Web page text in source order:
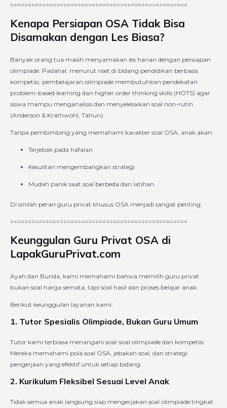
==================================================
Kenapa Persiapan OSA Tidak Bisa
Disamakan dengan Les Biasa?
Banyak orang tua masih menyamakan les harian dengan persiapan
olimpiade. Padahal, menurut riset di bidang pendidikan berbasis
kompetisi, pembelajaran olimpiade membutuhkan pendekatan
problem-based learning dan higher order thinking skills (HOTS) agar
siswa mampu menganalisis dan menyelesaikan soal non-rutin
(Anderson & Krathwohl, Tahun).
Tanpa pembimbing yang memahami karakter soal OSA, anak akan:
Terjebak pada hafalan
Kesulitan mengembangkan strategi
Mudah panik saat soal berbeda dari latihan
Di sinilah peran guru privat khusus OSA menjadi sangat penting.
==================================================
Keunggulan Guru Privat OSA di
LapakGuruPrivat.com
Ayah dan Bunda, kami memahami bahwa memilih guru privat
bukan soal harga semata, tapi soal hasil dan proses belajar anak.
Berikut keunggulan layanan kami:
1. Tutor Spesialis Olimpiade, Bukan Guru Umum
Tutor kami terbiasa menangani soal-soal olimpiade dan kompetisi.
Mereka memahami pola soal OSA, jebakan soal, dan strategi
pengerjaan yang efektif untuk setiap bidang.
2. Kurikulum Fleksibel Sesuai Level Anak
Tidak semua anak langsung siap mengerjakan soal olimpiade tingkat